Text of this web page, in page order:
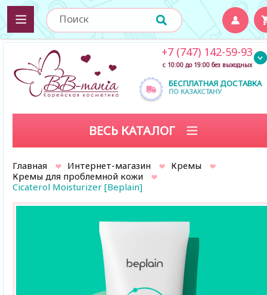
БЕСПЛАТНАЯ ДОСТАВКА
ПО КАЗАХСТАНУ
+7 (747) 142-59-93
с 10:00 до 19:00 без выходных
ВЕСЬ КАТАЛОГ
Главная Интернет-магазин
Кремы
Кремы для проблемной кожи
Cicaterol Moisturizer [Beplain]